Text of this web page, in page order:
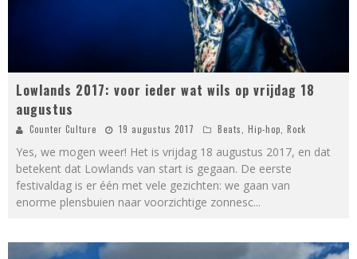
Lowlands 2017: voor ieder wat wils op vrijdag 18
augustus
Counter Culture 19 augustus 2017 Beats, Hip-hop, Rock
Yes, we mogen weer! Het is vrijdag 18 augustus 2017, en dat
betekent dat Lowlands van start is gegaan. De eerste
festivaldag is er één met vele gezichten: we gaan van
enorme plensbuien naar voorzichtige zonnesc...